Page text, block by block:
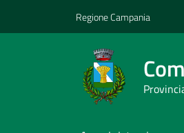
Regione Campania